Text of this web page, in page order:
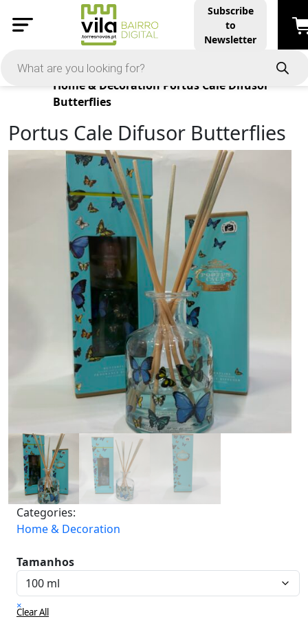
Subscribe
to
Newsletter
Products
Home & Decoration Portus Cale Difusor
Butterflies
Portus Cale Difusor Butterflies
Categories:
Home & Decoration
Tamanhos
×
Clear All